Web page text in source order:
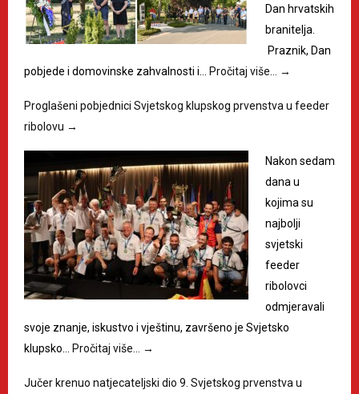
Dan hrvatskih
branitelja.
Praznik, Dan
pobjede i domovinske zahvalnosti i…
Pročitaj više… →
Proglašeni pobjednici Svjetskog klupskog prvenstva u feeder
ribolovu →
Nakon sedam
dana u
kojima su
najbolji
svjetski
feeder
ribolovci
odmjeravali
svoje znanje, iskustvo i vještinu, završeno je Svjetsko
klupsko…
Pročitaj više… →
Jučer krenuo natjecateljski dio 9. Svjetskog prvenstva u